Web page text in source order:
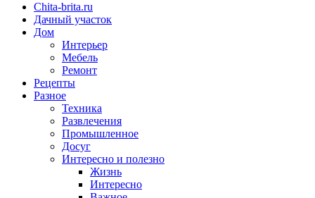
Chita-brita.ru
Дачный участок
Дом
Интерьер
Мебель
Ремонт
Рецепты
Разное
Техника
Развлечения
Промышленное
Досуг
Интересно и полезно
Жизнь
Интересно